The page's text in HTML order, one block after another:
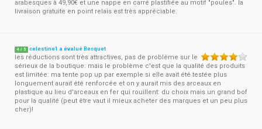
arabesques à 49,90€ et une nappe en carré plastifiée au motif "poules". la
livraison gratuite en point relais est très appréciable.
4 / 5 celestine1 a évalué Becquet
les réductions sont très attractives, pas de problème sur le
sérieux de la boutique: mais le problème c'est que la qualité des produits
est limitée: ma tente pop up par exemple si elle avait été testée plus
longuement aurait été renforcée et on y aurait mis des arceaux en
plastique au lieu d'arceaux en fer qui rouillent: du choix mais un grand bof
pour la qualité (peut être vaut il mieux acheter des marques et un peu plus
cher)!